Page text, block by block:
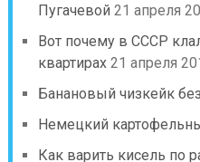
Пугачевой 21 апреля
Вот почему в СССР
квартирах 21 апреля
Банановый чизкейк
Немецкий
Как варить кисель по